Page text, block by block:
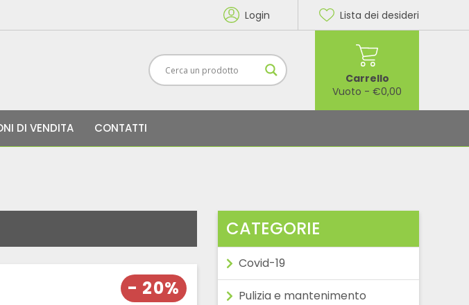
Login Lista dei desideri
Carrello
Vuoto - €0,00
DI VENDITA CONTATTI
- 20%
CATEGORIE
Covid-19
Pulizia e mantenimento